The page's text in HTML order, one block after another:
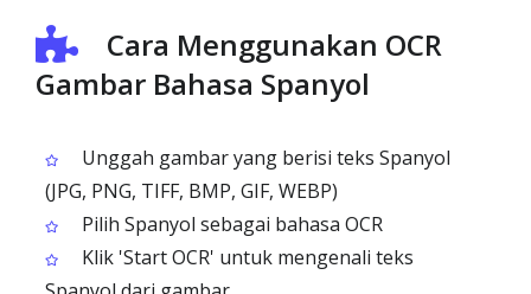
Cara Menggunakan OCR
Gambar Bahasa Spanyol
Unggah gambar yang berisi teks Spanyol
(JPG, PNG, TIFF, BMP, GIF, WEBP)
Pilih Spanyol sebagai bahasa OCR
Klik 'Start OCR' untuk mengenali teks